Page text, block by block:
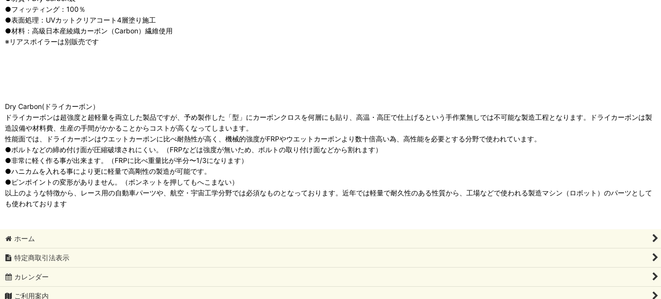
●フィッティング：100％
●表面処理：UVカットクリアコート4層塗り施工
●材料：高級日本産綾織カーボン（Carbon）繊維使用
※リアスポイラーは別販売です
Dry Carbon(ドライカーボン）
ドライカーボンは超強度と超軽量を両立した製品ですが、予め製作した「型」にカーボンクロスを何層にも貼り、高温・高圧で仕上げるという手作業無しでは不可能な製造工程となります。ドライカーボンは製
造設備や材料費、生産の手間がかかることからコストが高くなってしまいます。
性能面では、ドライカーボンはウエットカーボンに比べ耐熱性が高く、機械的強度がFRPやウエットカーボンより数十倍高い為、高性能を必要とする分野で使われています。
●ボルトなどの締め付け面が圧縮破壊されにくい。（FRPなどは強度が無いため、ボルトの取り付け面などから割れます）
●非常に軽く作る事が出来ます。（FRPに比べ重量比が半分〜1/3になります）
●ハニカムを入れる事により更に軽量で高剛性の製造が可能です。
●ピンポイントの変形がありません。（ボンネットを押してもへこまない）
以上のような特徴から、レース用の自動車パーツや、航空・宇宙工学分野では必須なものとなっております。近年では軽量で耐久性のある性質から、工場などで使われる製造マシン（ロボット）のパーツとして
も使われております
ホーム
特定商取引法表示
カレンダー
ご利用案内